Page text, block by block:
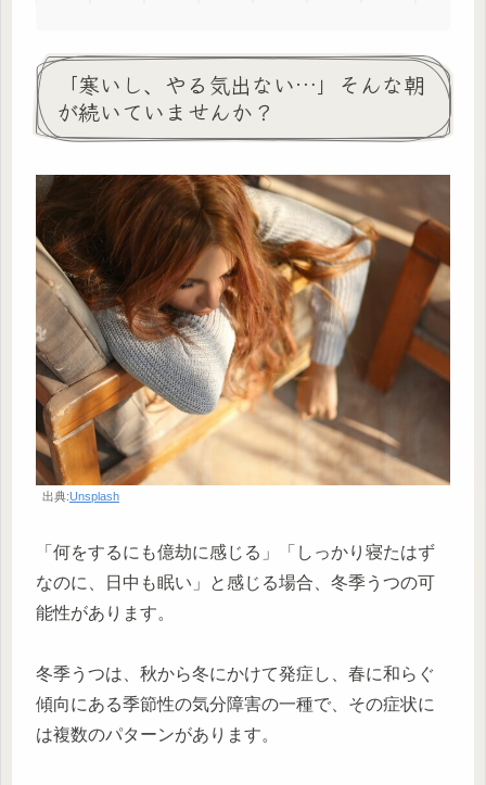
「寒いし、やる気出ない…」そんな朝
が続いていませんか？
出典:Unsplash
「何をするにも億劫に感じる」「しっかり寝たはず
なのに、日中も眠い」と感じる場合、冬季うつの可
能性があります。
冬季うつは、秋から冬にかけて発症し、春に和らぐ
傾向にある季節性の気分障害の一種で、その症状に
は複数のパターンがあります。